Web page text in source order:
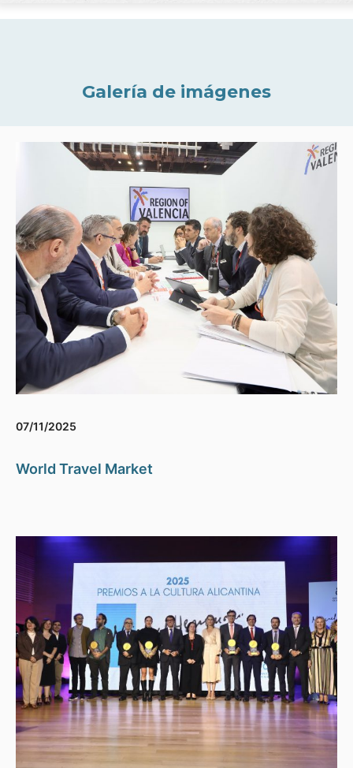
Galería de imágenes
07/11/2025
World Travel Market